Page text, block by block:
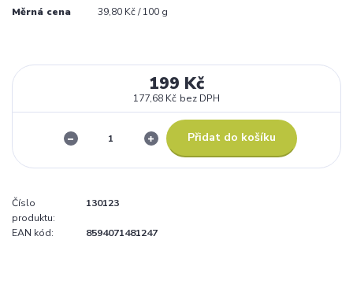
Měrná cena 39,80 Kč / 100 g
199 Kč
177,68 Kč bez DPH
Přidat do košíku
Číslo
produktu:
130123
EAN kód: 8594071481247